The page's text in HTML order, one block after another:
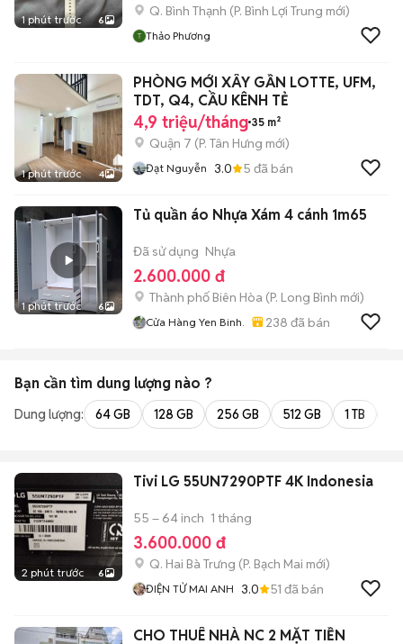
1 phút trước 6
Q. Bình Thạnh (P. Bình Lợi Trung mới)
Thảo Phương
1 phút trước 4
PHÒNG MỚI XÂY GẦN LOTTE, UFM,
TDT, Q4, CẦU KÊNH TẺ
4,9 triệu/tháng 35 m²
Quận 7 (P. Tân Hưng mới)
Đạt Nguyễn 3.0 5 đã bán
1 phút trước 6
Tủ quần áo Nhựa Xám 4 cánh 1m65
Đã sử dụng Nhựa
2.600.000 đ
Thành phố Biên Hòa (P. Long Bình mới)
Cửa Hàng Yen Binh. 238 đã bán
Bạn cần tìm dung lượng nào ?
Dung lượng: 64 GB 128 GB 256 GB 512 GB 1 TB
2 phút trước 6
Tivi LG 55UN7290PTF 4K Indonesia
55 – 64 inch 1 tháng
3.600.000 đ
Q. Hai Bà Trưng (P. Bạch Mai mới)
ĐIỆN TỬ MAI ANH 3.0 51 đã bán
CHO THUÊ NHÀ NC 2 MẶT TIỀN